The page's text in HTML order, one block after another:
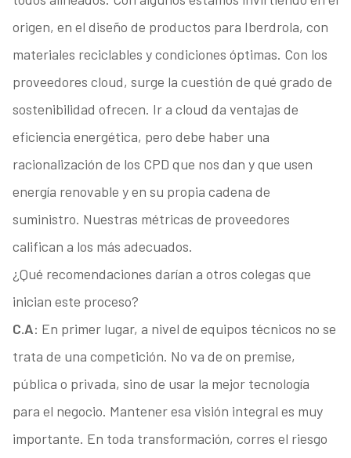
origen, en el diseño de productos para Iberdrola, con
materiales reciclables y condiciones óptimas. Con los
proveedores cloud, surge la cuestión de qué grado de
sostenibilidad ofrecen. Ir a cloud da ventajas de
eficiencia energética, pero debe haber una
racionalización de los CPD que nos dan y que usen
energía renovable y en su propia cadena de
suministro. Nuestras métricas de proveedores
califican a los más adecuados.
¿Qué recomendaciones darían a otros colegas que
inician este proceso?
C.A: En primer lugar, a nivel de equipos técnicos no se
trata de una competición. No va de on premise,
pública o privada, sino de usar la mejor tecnología
para el negocio. Mantener esa visión integral es muy
importante. En toda transformación, corres el riesgo